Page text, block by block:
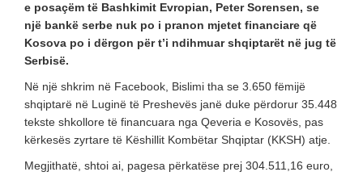
e posaçëm të Bashkimit Evropian, Peter Sorensen, se
një bankë serbe nuk po i pranon mjetet financiare që
Kosova po i dërgon për t’i ndihmuar shqiptarët në jug të
Serbisë.
Në një shkrim në Facebook, Bislimi tha se 3.650 fëmijë
shqiptarë në Luginë të Preshevës janë duke përdorur 35.448
tekste shkollore të financuara nga Qeveria e Kosovës, pas
kërkesës zyrtare të Këshillit Kombëtar Shqiptar (KKSH) atje.
Megjithatë, shtoi ai, pagesa përkatëse prej 304.511,16 euro,